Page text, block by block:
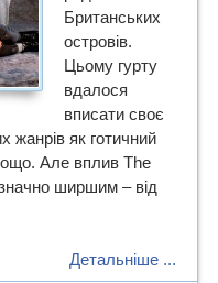
Британських
островів.
Цьому гурту
вдалося
вписати своє
жанрів як готичний
Але вплив The
ширшим – від
Детальніше ...